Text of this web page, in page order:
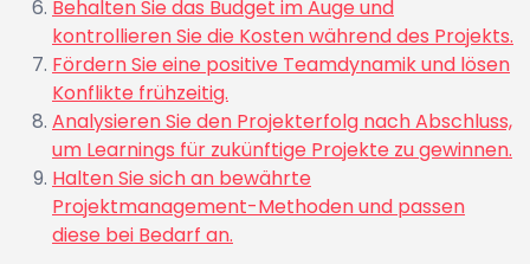
Behalten Sie das Budget im Auge und
kontrollieren Sie die Kosten während des Projekts.
Fördern Sie eine positive Teamdynamik und lösen
Konflikte frühzeitig.
Analysieren Sie den Projekterfolg nach Abschluss,
um Learnings für zukünftige Projekte zu gewinnen.
Halten Sie sich an bewährte
Projektmanagement-Methoden und passen
diese bei Bedarf an.